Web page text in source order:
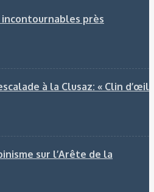
incontournables près
à la Clusaz: « Clin d’œil
sur l’Arête de la